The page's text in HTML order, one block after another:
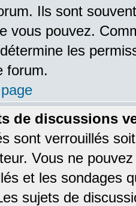
Ils sont
vous pouvez.
les
forum.
de discussions
sont verrouillés
Vous ne
et les sondages
sujets de